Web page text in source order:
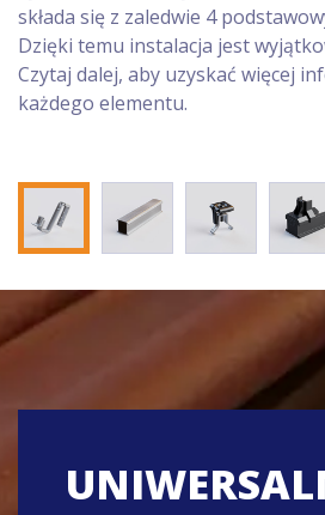
składa się z zaledwie 4
Dzięki temu instalacja jest
Czytaj dalej, aby uzyskać więcej
każdego elementu.
SZYNA
ZACISK
ZAŚLEPKA